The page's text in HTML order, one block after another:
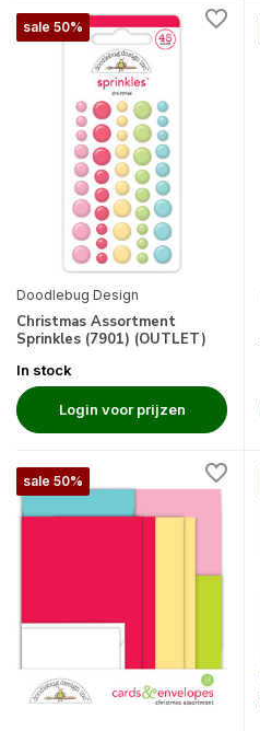
sale 50%
Doodlebug Design
Christmas Assortment
Sprinkles (7901) (OUTLET)
In stock
Login voor prijzen
sale 50%